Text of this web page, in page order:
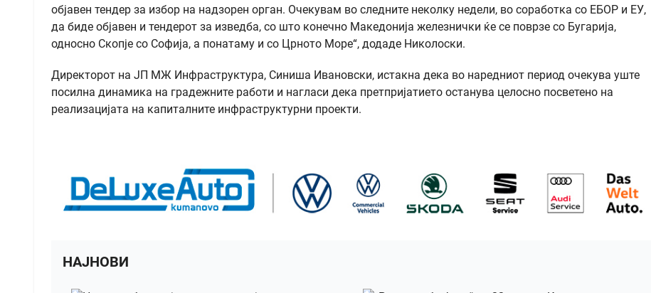
објавен тендер за избор на надзорен орган. Очекувам во следните неколку недели, во соработка со ЕБОР и ЕУ,
да биде објавен и тендерот за изведба, со што конечно Македонија железнички ќе се поврзе со Бугарија,
односно Скопје со Софија, а понатаму и со Црното Море“, додаде Николоски.
Директорот на ЈП МЖ Инфраструктура, Синиша Ивановски, истакна дека во наредниот период очекува уште
посилна динамика на градежните работи и нагласи дека претпријатието останува целосно посветено на
реализацијата на капиталните инфраструктурни проекти.
НАЈНОВИ